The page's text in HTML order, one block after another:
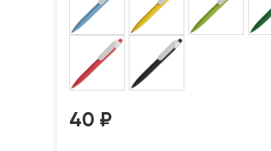
40 ₽